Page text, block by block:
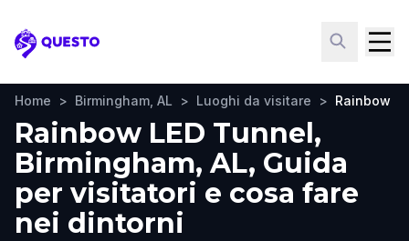
Questo
Home > Birmingham, AL > Luoghi da visitare > Rainbow
Rainbow LED Tunnel,
Birmingham, AL, Guida
per visitatori e cosa fare
nei dintorni